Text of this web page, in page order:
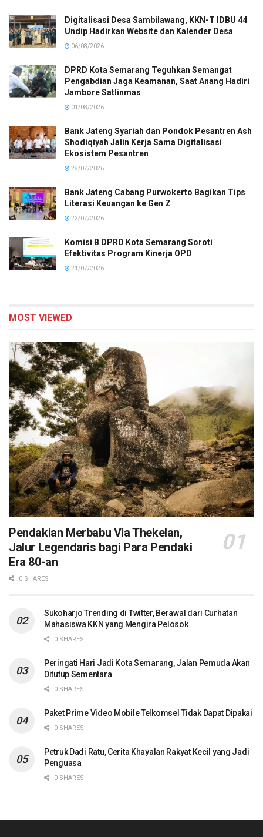
Digitalisasi Desa Sambilawang, KKN-T IDBU 44
Undip Hadirkan Website dan Kalender Desa
06/08/2026
DPRD Kota Semarang Teguhkan Semangat
Pengabdian Jaga Keamanan, Saat Anang Hadiri
Jambore Satlinmas
01/08/2026
Bank Jateng Syariah dan Pondok Pesantren Ash
Shodiqiyah Jalin Kerja Sama Digitalisasi
Ekosistem Pesantren
28/07/2026
Bank Jateng Cabang Purwokerto Bagikan Tips
Literasi Keuangan ke Gen Z
22/07/2026
Komisi B DPRD Kota Semarang Soroti
Efektivitas Program Kinerja OPD
21/07/2026
MOST VIEWED
Pendakian Merbabu Via Thekelan,
Jalur Legendaris bagi Para Pendaki
Era 80-an
0 SHARES
Sukoharjo Trending di Twitter, Berawal dari Curhatan
Mahasiswa KKN yang Mengira Pelosok
0 SHARES
Peringati Hari Jadi Kota Semarang, Jalan Pemuda Akan
Ditutup Sementara
0 SHARES
Paket Prime Video Mobile Telkomsel Tidak Dapat Dipakai
0 SHARES
Petruk Dadi Ratu, Cerita Khayalan Rakyat Kecil yang Jadi
Penguasa
0 SHARES